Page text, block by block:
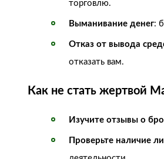
торговлю.
Выманивание денег:
Отказ от вывода
отказать вам.
Как не стать жертвой
Изучите отзывы о
Проверьте наличие